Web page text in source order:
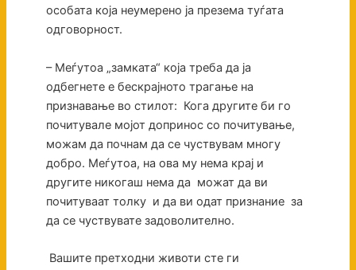
особата која неумерено ја презема туѓата
одговорност.
– Меѓутоа „замката“ која треба да ја
одбегнете е бескрајното трагање на
признавање во стилот: Кога другите би го
почитувале мојот допринос со почитување,
можам да почнам да се чуствувам многу
добро. Меѓутоа, на ова му нема крај и
другите никогаш нема да можат да ви
почитуваат толку и да ви одат признание за
да се чуствувате задоволително.
Вашите претходни животи сте ги